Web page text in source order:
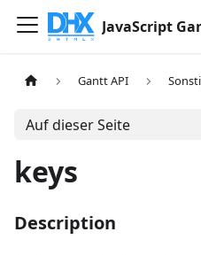
JavaScript
Gantt API
Auf dieser Seite
keys
Description